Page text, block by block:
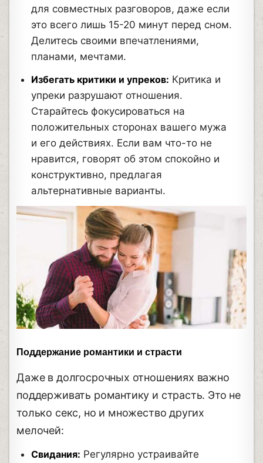
для совместных разговоров, даже если
это всего лишь 15-20 минут перед сном.
Делитесь своими впечатлениями,
планами, мечтами.
Избегать критики и упреков: Критика и
упреки разрушают отношения.
Старайтесь фокусироваться на
положительных сторонах вашего мужа
и его действиях. Если вам что-то не
нравится, говорят об этом спокойно и
конструктивно, предлагая
альтернативные варианты.
Поддержание романтики и страсти
Даже в долгосрочных отношениях важно
поддерживать романтику и страсть. Это не
только секс, но и множество других
мелочей:
Свидания: Регулярно устраивайте